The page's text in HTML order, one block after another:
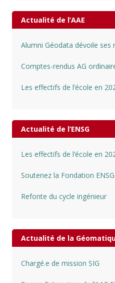
Actualité de l’AAE
Alumni Géodata dévoile ses
Comptes-rendus AG
Les effectifs de l’école en
Actualité de l’ENSG
Les effectifs de l’école en
Soutenez la Fondation
Refonte du cycle ingénieur
Actualité de la
Chargé.e de mission SIG